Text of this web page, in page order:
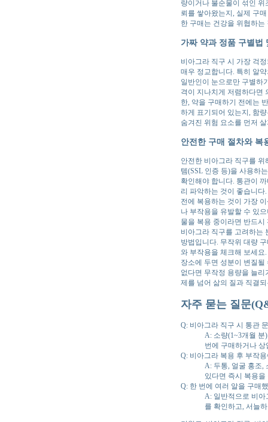
량이거나 불순물이 섞인
뢰를 쌓아왔는지, 실제 구
한 구매는 건강을 위협하
가짜 약과 정품 구별법
비아그라 직구 시 가장 걱
매우 정교합니다. 특히 알
일반인이 눈으로만 구별하
격이 지나치게 저렴하다면
한, 약을 구매하기 전에는
하게 표기되어 있는지, 함
숨겨진 위험 요소를 먼저
안전한 구매 절차와 복
안전한 비아그라 직구를
템(SSL 인증 등)을 사용하
확인해야 합니다. 통관이
리 파악하는 것이 좋습니
전에 복용하는 것이 가장
나 부작용을 유발할 수 있
물을 복용 중이라면 반드
비아그라 직구를 고려하는
방법입니다. 무작위 대량
와 부작용을 체크해 보세요
장소에 두면 성분이 변질
없다면 무작정 용량을 늘
제를 넘어 삶의 질과 직결
자주 묻는 질문
Q: 비아그라 직구 시 통관
A: 소량(1~3개월
번에 구매하거나
Q: 비아그라 복용 후 부작
A: 두통, 얼굴 홍조,
있다면 즉시 복용
Q: 한 번에 여러 알을 구매
A: 일반적으로 비
를 확인하고, 서늘